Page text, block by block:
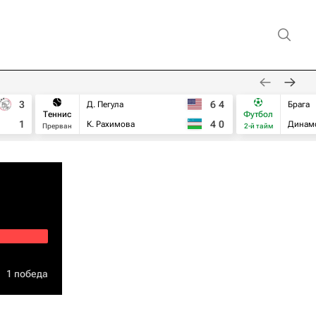
3
1
Теннис
Прерван
Д. Пегула
К. Рахимова
6 4
4 0
Футбол
2-й тайм
Брага
1 победа